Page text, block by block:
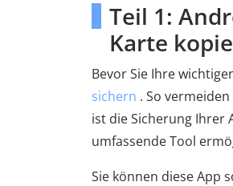
Teil 1:
Karte
Bevor Sie Ihre
sichern . So
ist die Sicherung Ihrer
umfassende Tool
Sie können diese App